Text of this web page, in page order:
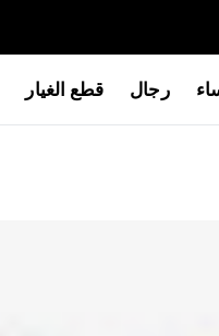
قطع الغيار رجال